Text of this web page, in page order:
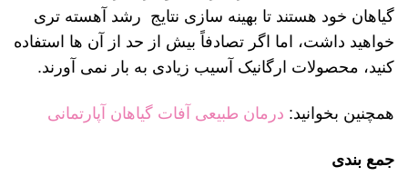
گیاهان خود هستند تا بهینه سازی نتایج رشد آهسته تری
خواهید داشت، اما اگر تصادفاً بیش از حد از آن ها استفاده
کنید، محصولات ارگانیک آسیب زیادی به بار نمی آورند.
همچنین بخوانید: درمان طبیعی آفات گیاهان آپارتمانی
جمع بندی